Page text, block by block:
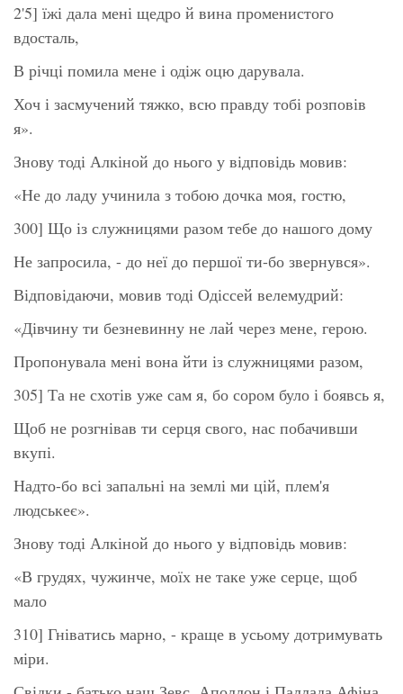
2'5] їжі дала мені щедро й вина променистого
вдосталь,
В річці помила мене і одіж оцю дарувала.
Хоч і засмучений тяжко, всю правду тобі розповів
я».
Знову тоді Алкіной до нього у відповідь мовив:
«Не до ладу учинила з тобою дочка моя, гостю,
300] Що із служницями разом тебе до нашого дому
Не запросила, - до неї до першої ти-бо звернувся».
Відповідаючи, мовив тоді Одіссей велемудрий:
«Дівчину ти безневинну не лай через мене, герою.
Пропонувала мені вона йти із служницями разом,
305] Та не схотів уже сам я, бо сором було і боявсь я,
Щоб не розгнівав ти серця свого, нас побачивши
вкупі.
Надто-бо всі запальні на землі ми цій, плем'я
людськеє».
Знову тоді Алкіной до нього у відповідь мовив:
«В грудях, чужинче, моїх не таке уже серце, щоб
мало
310] Гніватись марно, - краще в усьому дотримувать
міри.